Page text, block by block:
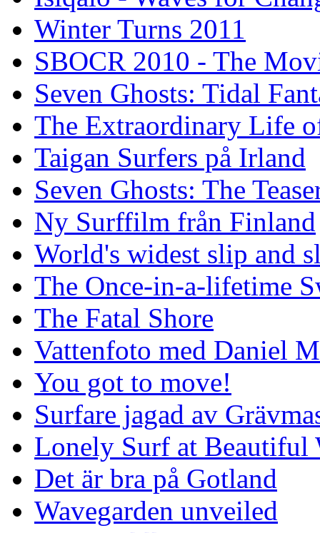
Winter Turns 2011
SBOCR 2010 - The
Seven Ghosts: Tidal
The Extraordinary Life
Taigan Surfers på Irland
Seven Ghosts: The
Ny Surffilm från Finland
World's widest slip and
The Once-in-a-lifetime
The Fatal Shore
Vattenfoto med Daniel
You got to move!
Surfare jagad av
Lonely Surf at Beautiful
Det är bra på Gotland
Wavegarden unveiled